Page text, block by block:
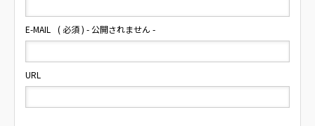
E-MAIL ( 必須 ) - 公開されません -
URL